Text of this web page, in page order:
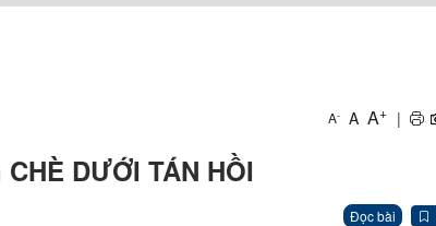
A- A A+ |
DƯỚI TÁN HỒI
Đọc bài